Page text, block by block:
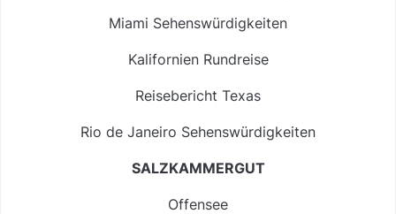
Miami Sehenswürdigkeiten
Kalifornien Rundreise
Reisebericht Texas
Rio de Janeiro Sehenswürdigkeiten
SALZKAMMERGUT
Offensee